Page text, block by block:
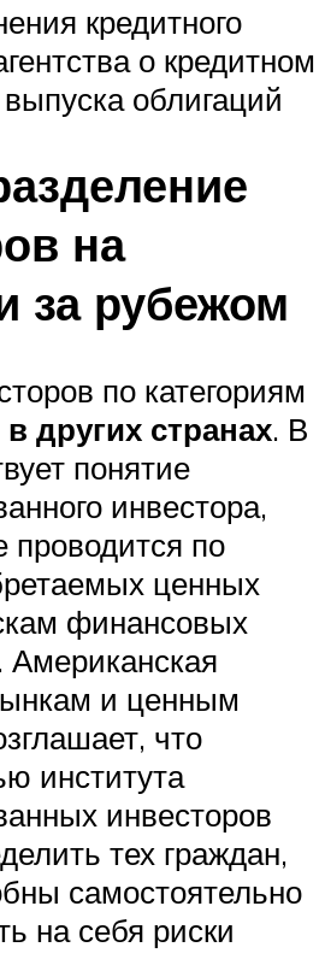
кредитного
о кредитном
облигаций
на
за рубежом
по категориям
других странах. В
понятие
инвестора,
проводится по
ценных
финансовых
Американская
и ценным
что
института
инвесторов
тех граждан,
самостоятельно
на себя риски